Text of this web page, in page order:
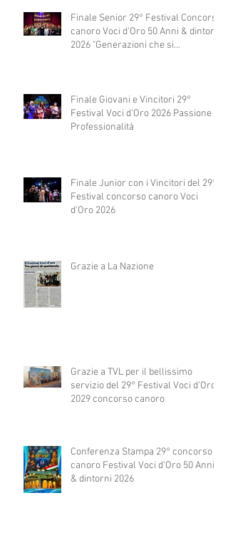
Finale Senior 29° Festival Concorso
canoro Voci d'Oro 50 Anni & dintorni
2026 "Generazioni che si
Finale Giovani e Vincitori 29°
Festival Voci d'Oro 2026 Passione e
Professionalità
Finale Junior con i Vincitori del 29°
Festival concorso canoro Voci
d'Oro 2026
Grazie a La Nazione
Grazie a TVL per il bellissimo
servizio del 29° Festival Voci d'Oro
2029 concorso canoro
Conferenza Stampa 29° concorso
canoro Festival Voci d'Oro 50 Anni
& dintorni 2026